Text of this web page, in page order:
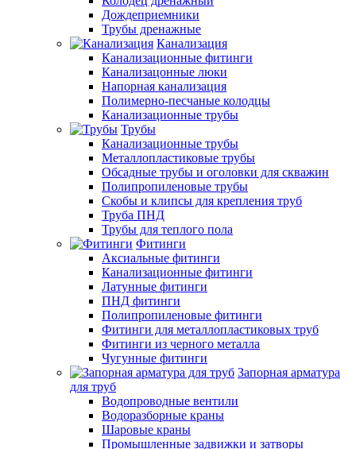
Дождеприемники
Трубы дренажные
Канализация
Канализационные фитинги
Канализацонные люки
Напорная канализация
Полимерно-песчаные колодцы
Канализационные трубы
Трубы
Канализационные трубы
Металлопластиковые трубы
Обсадные трубы и оголовки для скважин
Полипропиленовые трубы
Скобы и клипсы для крепления труб
Труба ПНД
Трубы для теплого пола
Фитинги
Аксиальные фитинги
Канализационные фитинги
Латунные фитинги
ПНД фитинги
Полипропиленовые фитинги
Фитинги для металлопластиковых труб
Фитинги из черного металла
Чугунные фитинги
Запорная арматура
для труб
Водопроводные вентили
Водоразборные краны
Шаровые краны
Промышленные задвижки и затворы